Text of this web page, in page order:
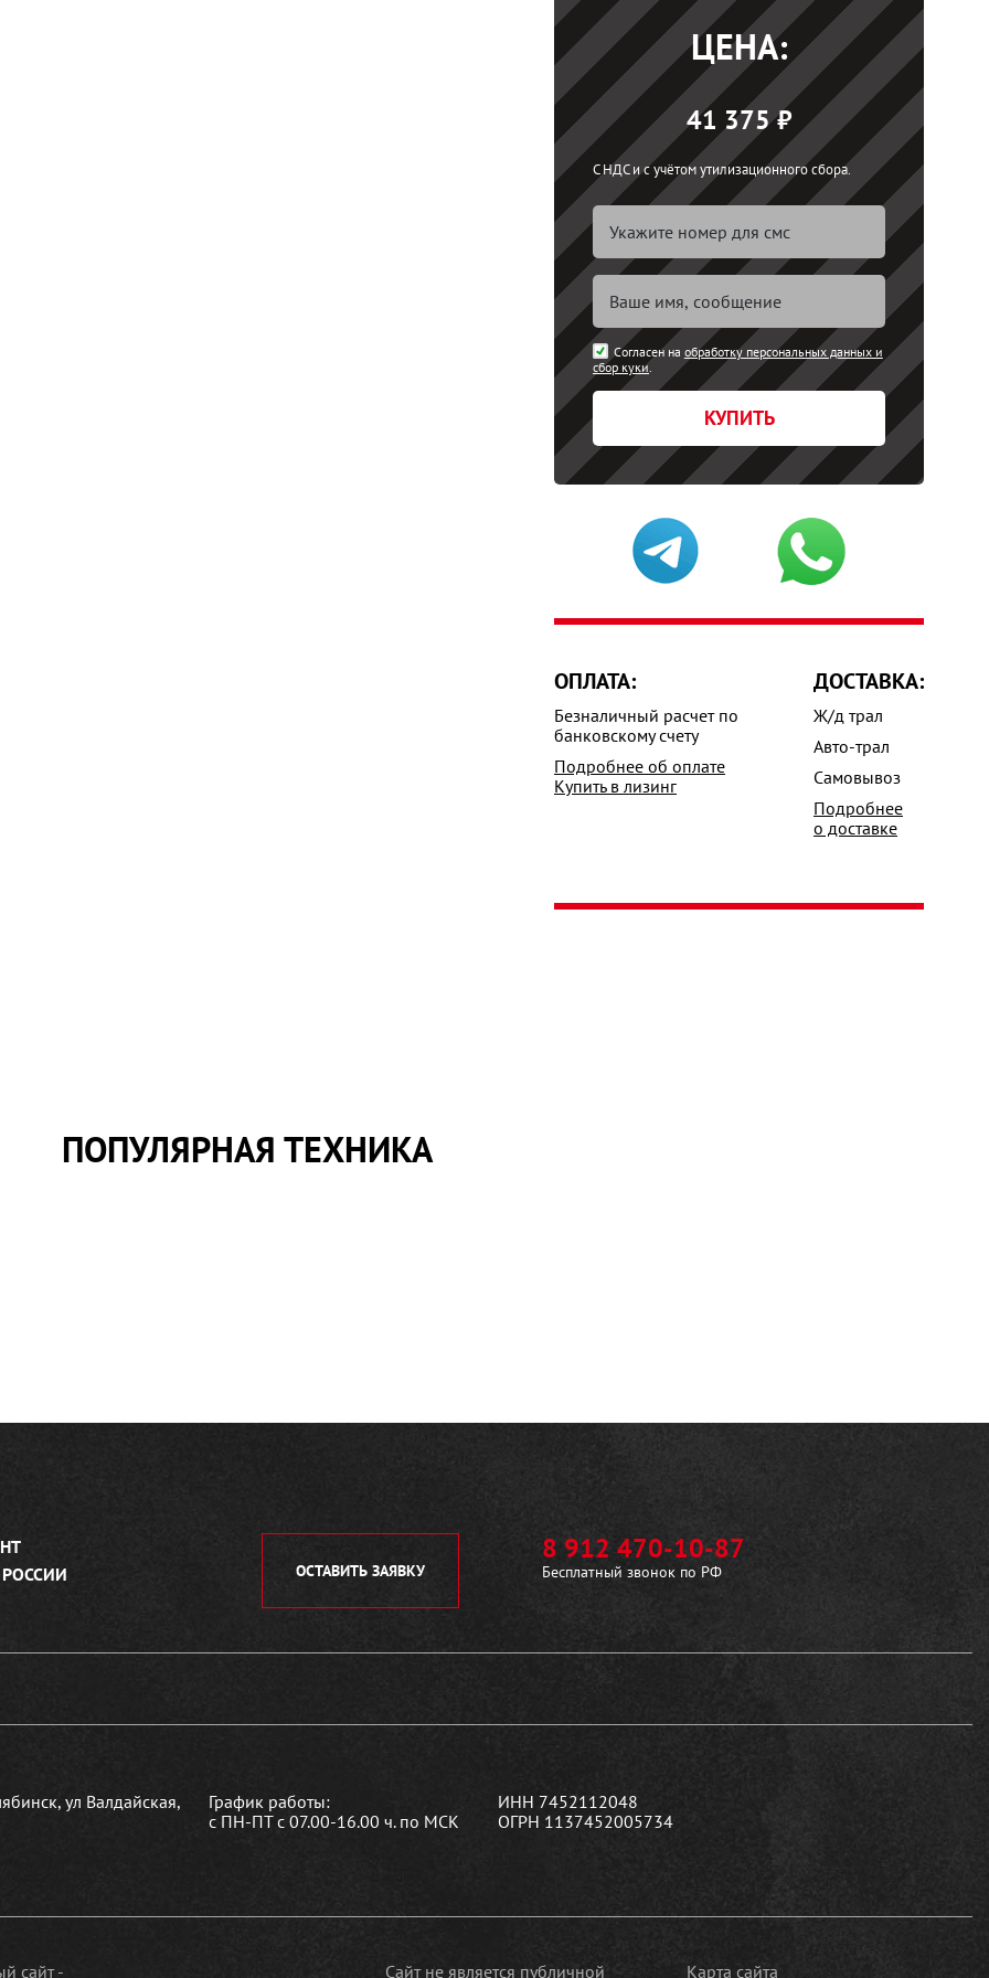
ЦЕНА:
41 375 ₽
С НДС и с учётом утилизационного сбора.
Согласен на обработку персональных данных и
сбор куки.
КУПИТЬ
ОПЛАТА:
Безналичный расчет по
банковскому счету
Подробнее об оплате
Купить в лизинг
ДОСТАВКА:
Ж/д трал
Авто-трал
Самовывоз
Подробнее
о доставке
ПОПУЛЯРНАЯ ТЕХНИКА
ОСТАВИТЬ ЗАЯВКУ
8 912 470-10-87
Бесплатный звонок по РФ
ул Валдайская,
График работы:
с ПН-ПТ с 07.00-16.00 ч. по МСК
ИНН 7452112048
ОГРН 1137452005734
сайт - Сайт не является публичной Карта сайта